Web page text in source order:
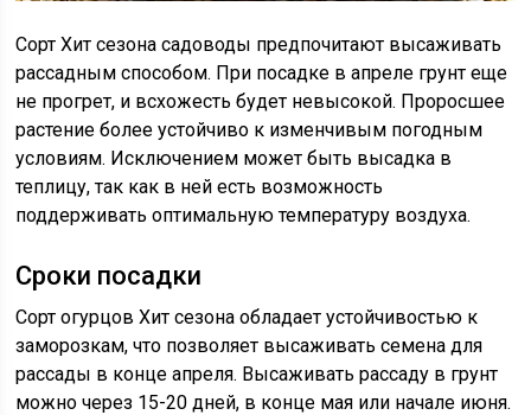
Сорт Хит сезона садоводы предпочитают высаживать
рассадным способом. При посадке в апреле грунт еще
не прогрет, и всхожесть будет невысокой. Проросшее
растение более устойчиво к изменчивым погодным
условиям. Исключением может быть высадка в
теплицу, так как в ней есть возможность
поддерживать оптимальную температуру воздуха.
Сроки посадки
Сорт огурцов Хит сезона обладает устойчивостью к
заморозкам, что позволяет высаживать семена для
рассады в конце апреля. Высаживать рассаду в грунт
можно через 15-20 дней, в конце мая или начале июня.